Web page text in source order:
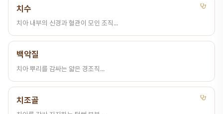
치수
치아 내부의 신경과 혈관이 모인 조직...
백악질
치아 뿌리를 감싸는 얇은 경조직...
치조골